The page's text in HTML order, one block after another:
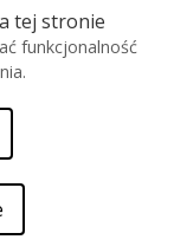
tej stronie
funkcjonalność